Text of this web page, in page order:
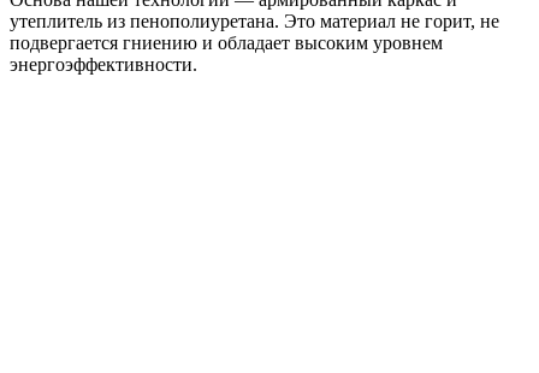
утеплитель из пенополиуретана. Это материал не горит, не
подвергается гниению и обладает высоким уровнем
энергоэффективности.